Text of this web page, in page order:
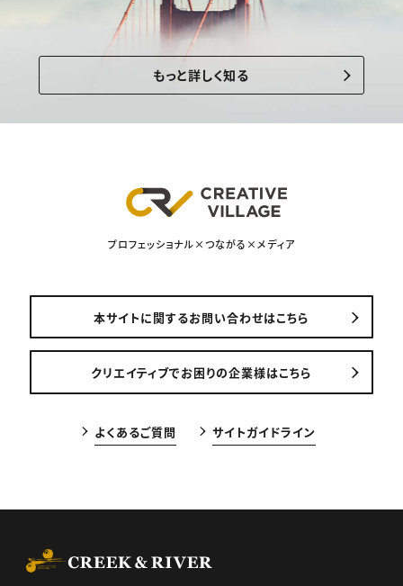
もっと詳しく知る
プロフェッショナル×つながる×メディア
本サイトに関するお問い合わせはこちら
クリエイティブでお困りの企業様はこちら
よくあるご質問 サイトガイドライン